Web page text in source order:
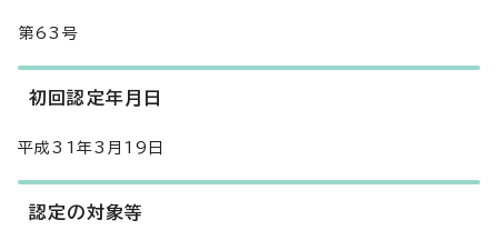
第63号
初回認定年月日
平成31年3月19日
認定の対象等